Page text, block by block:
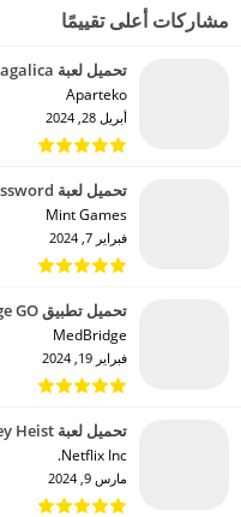
مشاركات أعلى تقييمًا
تحميل لعبة Slagalica مهكرة للاندرويد 2024
Aparteko‏
أبريل 28, 2024
تحميل لعبة Word Trip Crossword مهكرة للاندرويد 2024
Mint Games‏
فبراير 7, 2024
تحميل تطبيق MedBridge GO مهكر للاندرويد 2024
MedBridge‏
فبراير 19, 2024
تحميل لعبة Money Heist مهكرة للاندرويد 2024
Netflix Inc.‏
مارس 9, 2024